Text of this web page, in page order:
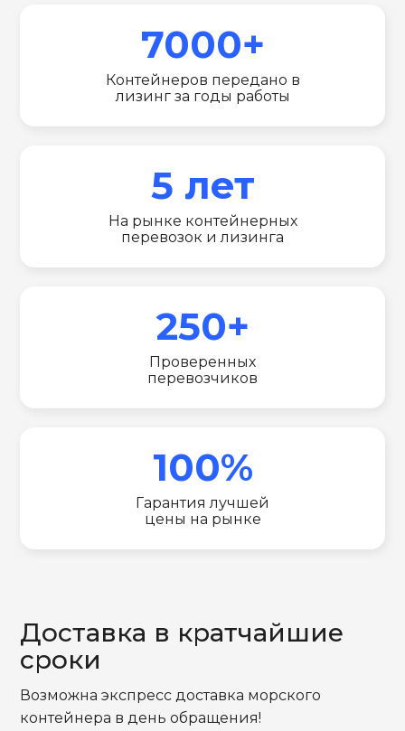
7000+
Контейнеров передано в
лизинг за годы работы
5 лет
На рынке контейнерных
перевозок и лизинга
250+
Проверенных
перевозчиков
100%
Гарантия лучшей
цены на рынке
Доставка в кратчайшие
сроки
Возможна экспресс доставка морского
контейнера в день обращения!